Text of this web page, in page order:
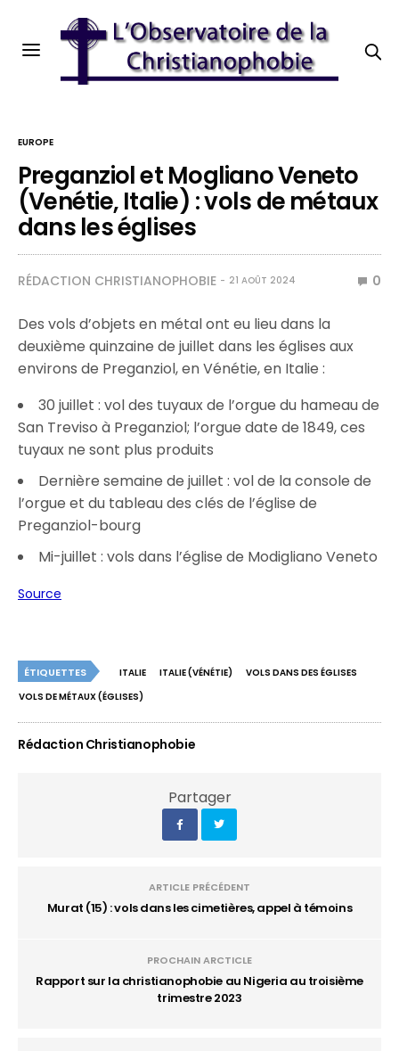
EUROPE
Preganziol et Mogliano Veneto
(Venétie, Italie) : vols de métaux
dans les églises
RÉDACTION CHRISTIANOPHOBIE 21 AOÛT 2024 0
Des vols d’objets en métal ont eu lieu dans la
deuxième quinzaine de juillet dans les églises aux
environs de Preganziol, en Vénétie, en Italie :
30 juillet : vol des tuyaux de l’orgue du hameau de
San Treviso à Preganziol; l’orgue date de 1849, ces
tuyaux ne sont plus produits
Dernière semaine de juillet : vol de la console de
l’orgue et du tableau des clés de l’église de
Preganziol-bourg
Mi-juillet : vols dans l’église de Modigliano Veneto
Source
ÉTIQUETTES ITALIE ITALIE (VÉNÉTIE)
VOLS DANS DES ÉGLISES
VOLS DE MÉTAUX (ÉGLISES)
Rédaction Christianophobie
Partager
ARTICLE PRÉCÉDENT
Murat (15) : vols dans les cimetières, appel à témoins
PROCHAIN ARCTICLE
Rapport sur la christianophobie au Nigeria au troisième
trimestre 2023